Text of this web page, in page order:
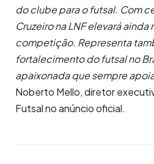
do clube para o futsal. Com
Cruzeiro na LNF elevará ainda
competição. Representa
fortalecimento do futsal no
apaixonada que sempre
Noberto Mello, diretor
Futsal no anúncio oficial.